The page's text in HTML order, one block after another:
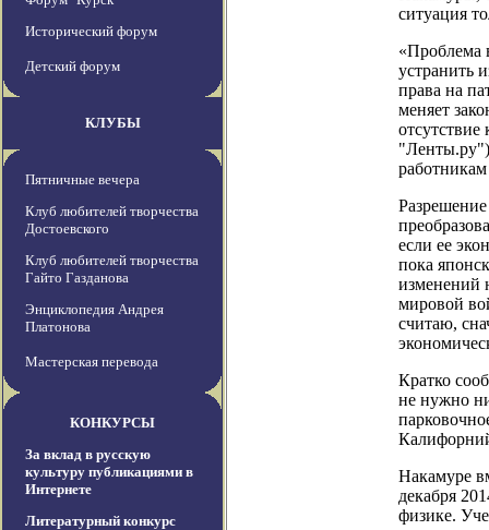
Исторический форум
Детский форум
КЛУБЫ
Пятничные вечера
Клуб любителей творчества
Достоевского
Клуб любителей творчества
Гайто Газданова
Энциклопедия Андрея
Платонова
Мастерская перевода
КОНКУРСЫ
За вклад в русскую
культуру публикациями в
Интернете
Литературный конкурс
ситуация
«Проблема
устранить
права на
меняет
если ее
пока
изменений
мировой
считаю,
Кратко
не нужно
Накамуре
декабря
физике.